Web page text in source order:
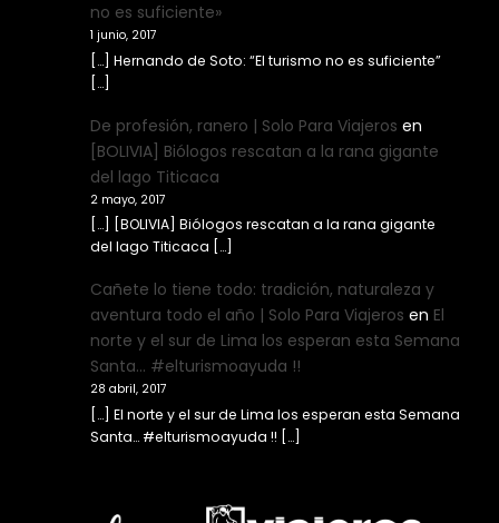
no es suficiente»
1 junio, 2017
[…] Hernando de Soto: “El turismo no es suficiente”
[…]
De profesión, ranero | Solo Para Viajeros en
[BOLIVIA] Biólogos rescatan a la rana gigante
del lago Titicaca
2 mayo, 2017
[…] [BOLIVIA] Biólogos rescatan a la rana gigante
del lago Titicaca […]
Cañete lo tiene todo: tradición, naturaleza y
aventura todo el año | Solo Para Viajeros en El
norte y el sur de Lima los esperan esta Semana
Santa… #elturismoayuda !!
28 abril, 2017
[…] El norte y el sur de Lima los esperan esta Semana
Santa… #elturismoayuda !! […]